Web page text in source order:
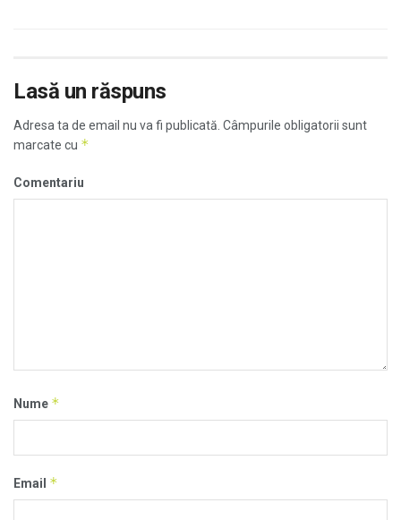
Lasă un răspuns
Adresa ta de email nu va fi publicată. Câmpurile obligatorii sunt
marcate cu *
Comentariu
Nume *
Email *